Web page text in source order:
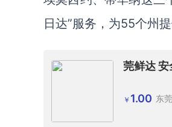
日达”服务，为55个州
莞鲜达
￥ 1.00 东